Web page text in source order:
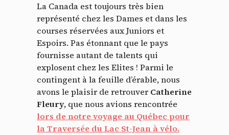
La Canada est toujours très bien
représenté chez les Dames et dans les
courses réservées aux Juniors et
Espoirs. Pas étonnant que le pays
fournisse autant de talents qui
explosent chez les Elites ! Parmi le
contingent à la feuille d’érable, nous
avons le plaisir de retrouver Catherine
Fleury, que nous avions rencontrée
lors de notre voyage au Québec pour
la Traversée du Lac St-Jean à vélo.